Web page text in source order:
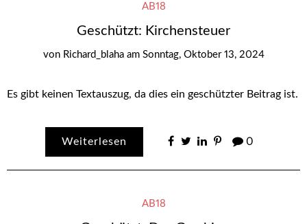
AB18
Geschützt: Kirchensteuer
von Richard_blaha am Sonntag, Oktober 13, 2024
Es gibt keinen Textauszug, da dies ein geschützter Beitrag ist.
Weiterlesen 0
AB18